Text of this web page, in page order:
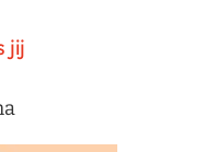
jij